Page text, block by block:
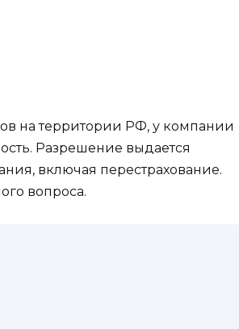
на территории РФ, у компании
Разрешение выдается
включая перестрахование.
вопроса.